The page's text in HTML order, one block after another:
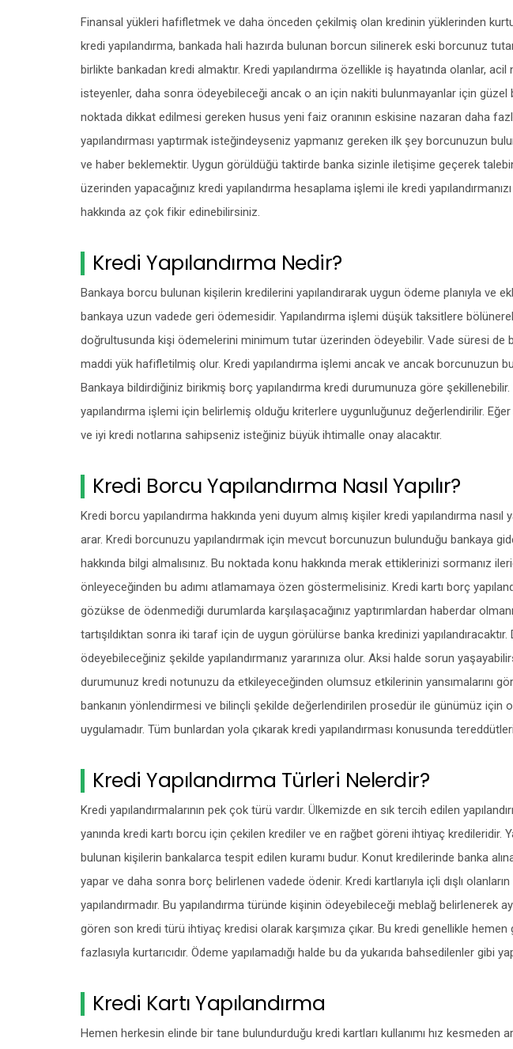
Finansal yükleri hafifletmek ve daha önceden çekilmiş olan kredinin yüklerinden
kredi yapılandırma, bankada hali hazırda bulunan borcun silinerek eski borcunuz
birlikte bankadan kredi almaktır. Kredi yapılandırma özellikle iş hayatında olanlar, acil
isteyenler, daha sonra ödeyebileceği ancak o an için nakiti bulunmayanlar için güzel
noktada dikkat edilmesi gereken husus yeni faiz oranının eskisine nazaran daha
yapılandırması yaptırmak isteğindeyseniz yapmanız gereken ilk şey borcunuzun
ve haber beklemektir. Uygun görüldüğü taktirde banka sizinle iletişime geçerek
üzerinden yapacağınız kredi yapılandırma hesaplama işlemi ile kredi
hakkında az çok fikir edinebilirsiniz.
Kredi Yapılandırma Nedir?
Bankaya borcu bulunan kişilerin kredilerini yapılandırarak uygun ödeme planıyla ve
bankaya uzun vadede geri ödemesidir. Yapılandırma işlemi düşük taksitlere
doğrultusunda kişi ödemelerini minimum tutar üzerinden ödeyebilir. Vade süresi de
maddi yük hafifletilmiş olur. Kredi yapılandırma işlemi ancak ve ancak borcunuzun
Bankaya bildirdiğiniz birikmiş borç yapılandırma kredi durumunuza göre şekillenebilir.
yapılandırma işlemi için belirlemiş olduğu kriterlere uygunluğunuz değerlendirilir.
ve iyi kredi notlarına sahipseniz isteğiniz büyük ihtimalle onay alacaktır.
Kredi Borcu Yapılandırma Nasıl Yapılır?
Kredi borcu yapılandırma hakkında yeni duyum almış kişiler kredi yapılandırma nasıl
arar. Kredi borcunuzu yapılandırmak için mevcut borcunuzun bulunduğu bankaya
hakkında bilgi almalısınız. Bu noktada konu hakkında merak ettiklerinizi sormanız
önleyeceğinden bu adımı atlamamaya özen göstermelisiniz. Kredi kartı borç
gözükse de ödenmediği durumlarda karşılaşacağınız yaptırımlardan haberdar
tartışıldıktan sonra iki taraf için de uygun görülürse banka kredinizi
ödeyebileceğiniz şekilde yapılandırmanız yararınıza olur. Aksi halde sorun
durumunuz kredi notunuzu da etkileyeceğinden olumsuz etkilerinin yansımalarını
bankanın yönlendirmesi ve bilinçli şekilde değerlendirilen prosedür ile günümüz için
uygulamadır. Tüm bunlardan yola çıkarak kredi yapılandırması konusunda
Kredi Yapılandırma Türleri Nelerdir?
Kredi yapılandırmalarının pek çok türü vardır. Ülkemizde en sık tercih edilen
yanında kredi kartı borcu için çekilen krediler ve en rağbet göreni ihtiyaç kredileridir.
bulunan kişilerin bankalarca tespit edilen kuramı budur. Konut kredilerinde banka
yapar ve daha sonra borç belirlenen vadede ödenir. Kredi kartlarıyla içli dışlı olanların
yapılandırmadır. Bu yapılandırma türünde kişinin ödeyebileceği meblağ belirlenerek
gören son kredi türü ihtiyaç kredisi olarak karşımıza çıkar. Bu kredi genellikle
fazlasıyla kurtarıcıdır. Ödeme yapılamadığı halde bu da yukarıda bahsedilenler gibi
Kredi Kartı Yapılandırma
Hemen herkesin elinde bir tane bulundurduğu kredi kartları kullanımı hız kesmeden